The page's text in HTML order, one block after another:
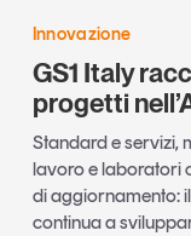
Innovazione
GS1 Italy
progetti
Standard e servizi,
lavoro e laboratori
di aggiornamento:
continua a